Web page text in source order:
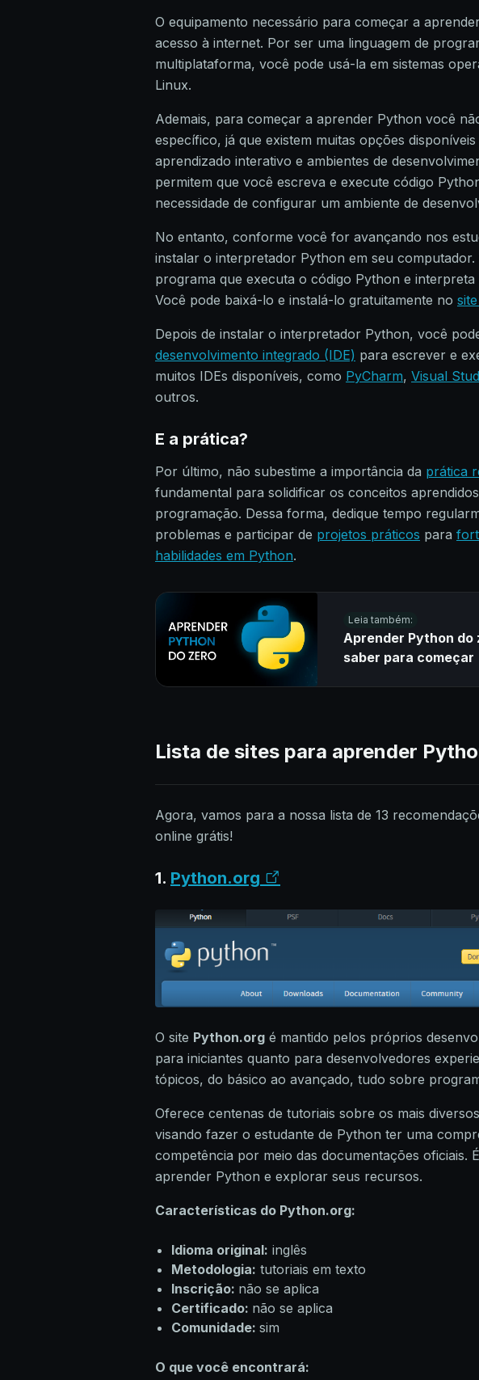
O equipamento necessário para começar a
acesso à internet. Por ser uma linguagem de
multiplataforma, você pode usá-la em sistemas
Linux.
Ademais, para começar a aprender Python você
específico, já que existem muitas opções
aprendizado interativo e ambientes de
permitem que você escreva e execute código
necessidade de configurar um ambiente de
No entanto, conforme você for avançando nos
instalar o interpretador Python em seu
programa que executa o código Python e
Você pode baixá-lo e instalá-lo gratuitamente no
Depois de instalar o interpretador Python, você
desenvolvimento integrado (IDE) para escrever e
muitos IDEs disponíveis, como PyCharm, Visual
outros.
E a prática?
Por último, não subestime a importância da prática
fundamental para solidificar os conceitos
programação. Dessa forma, dedique tempo
problemas e participar de projetos práticos para
habilidades em Python.
Leia também:
Aprender Python do
saber para começar
Lista de sites para aprender
Agora, vamos para a nossa lista de 13
online grátis!
1. Python.org
O site Python.org é mantido pelos próprios
para iniciantes quanto para desenvolvedores
tópicos, do básico ao avançado, tudo sobre
Oferece centenas de tutoriais sobre os mais
visando fazer o estudante de Python ter uma
competência por meio das documentações oficiais.
aprender Python e explorar seus recursos.
Características do Python.org:
Idioma original: inglês
Metodologia: tutoriais em texto
Inscrição: não se aplica
Certificado: não se aplica
Comunidade: sim
O que você encontrará: